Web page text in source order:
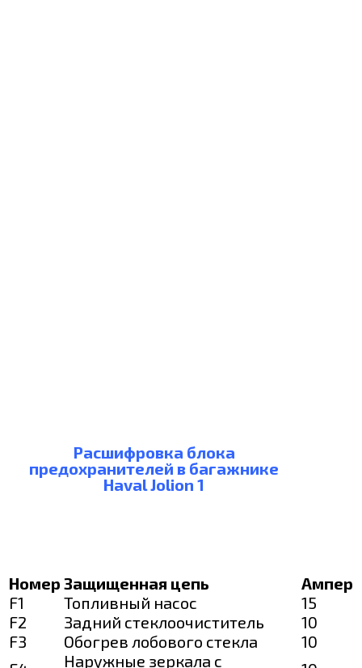
Расшифровка блока
предохранителей в багажнике
Haval Jolion 1
Номер Защищенная цепь
Ампер
F1
Топливный насос
15
F2
Задний стеклоочиститель
10
F3
Обогрев лобового стекла
10
Наружные зеркала с